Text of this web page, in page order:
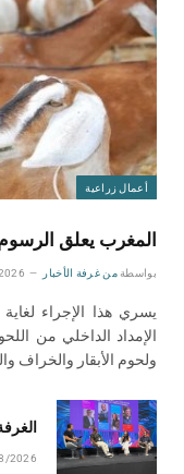
أعمال زراعية
المغرب يعلق الرسوم
بواسطة من غرفة الأخبار
الإمداد الداخلي من
ولحوم الأبقار والخراف
2026